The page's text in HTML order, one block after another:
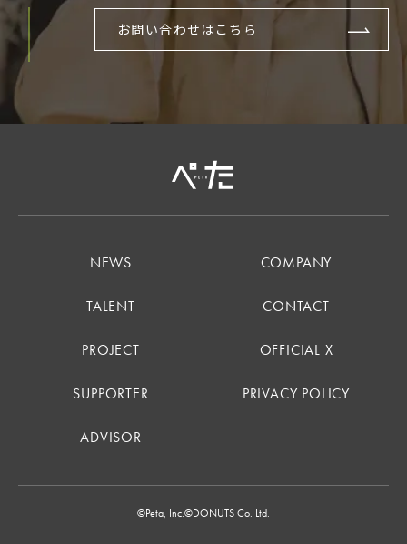
お問い合わせはこちら
NEWS
TALENT
PROJECT
SUPPORTER
ADVISOR
COMPANY
CONTACT
OFFICIAL X
PRIVACY POLICY
©Peta, Inc.©DONUTS Co. Ltd.